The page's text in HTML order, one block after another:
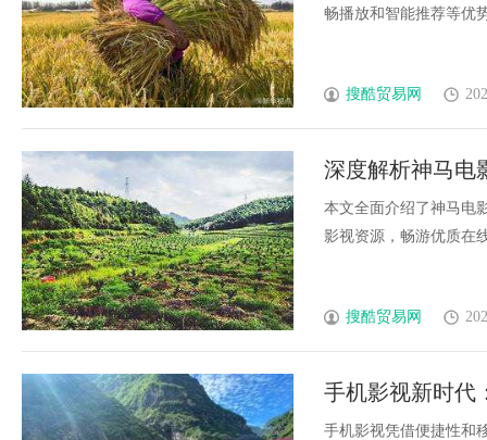
畅播放和智能推荐等优
搜酷贸易网
深度解析神马电
本文全面介绍了神马电
影视资源，畅游优质在
搜酷贸易网
手机影视新时代
手机影视凭借便捷性和
配眼镜 不买SEM广告、不发天天爆款视
传统中小企业怎么靠GEO让AI
荐你？